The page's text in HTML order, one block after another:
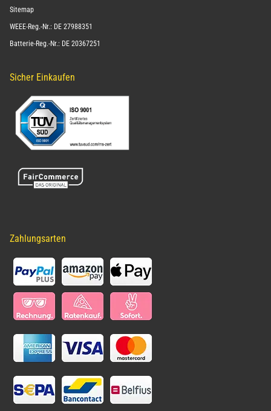
Sitemap
WEEE-Reg.-Nr.: DE 27988351
Batterie-Reg.-Nr.: DE 20367251
Sicher Einkaufen
Zahlungsarten